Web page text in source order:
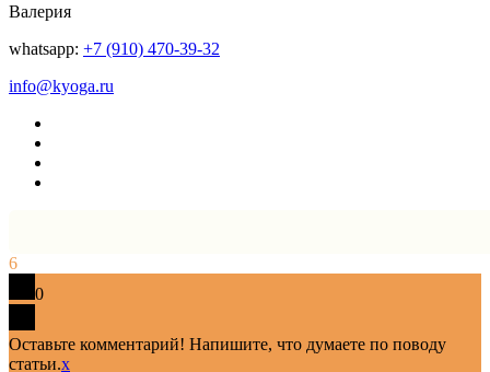
Валерия
whatsapp: +7 (910) 470-39-32
info@kyoga.ru
6
0
Оставьте комментарий! Напишите, что думаете по поводу
статьи.x